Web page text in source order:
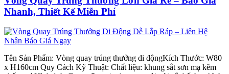
Nhanh, Thiết Kế Miễn Phí
Tên Sản Phẩm: Vòng quay trúng thưởng di độngKích Thước: W80
x H160cm Quy Cách Kỹ Thuật: Chất liệu: khung sắt sơn mạ kẽm